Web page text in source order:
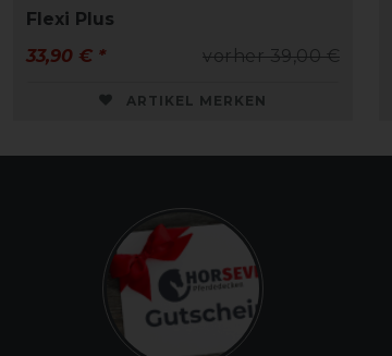
Flexi Plus
vorher 39,00 €
33,90 € *
ARTIKEL MERKEN